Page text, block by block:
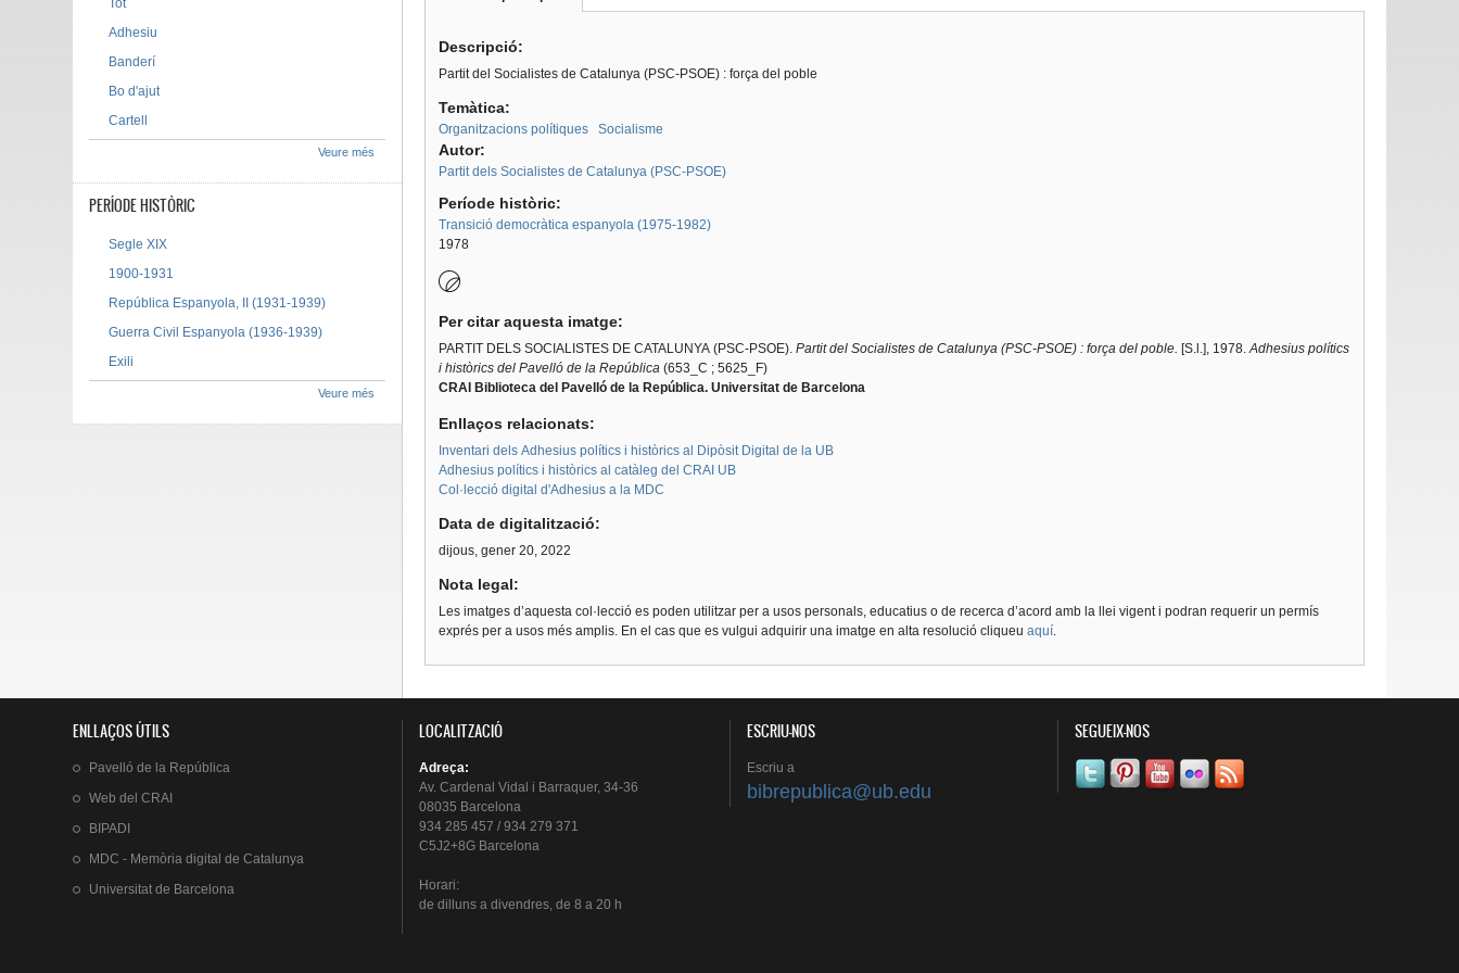
activa)
Descripció:
Partit del Socialistes de Catalunya (PSC-PSOE) : força del poble
Temàtica:
Organitzacions polítiques Socialisme
Autor:
Partit dels Socialistes de Catalunya (PSC-PSOE)
Període històric:
Transició democràtica espanyola (1975-1982)
1978
Per citar aquesta imatge:
PARTIT DELS SOCIALISTES DE CATALUNYA (PSC-PSOE). Partit del Socialistes de Catalunya (PSC-PSOE) : força del poble. [S.l.], 1978.Adhesius polítics
i històrics del Pavelló de la República(653_C ; 5625_F)
CRAI Biblioteca del Pavelló de la República. Universitat de Barcelona
Enllaços relacionats:
Inventari dels Adhesius polítics i històrics al Dipòsit Digital de la UB
Adhesius polítics i històrics al catàleg del CRAI UB
Col·lecció digital d'Adhesius a la MDC
Data de digitalització:
dijous, gener 20, 2022
Nota legal:
Les imatges d’aquesta col·lecció es poden utilitzar per a usos personals, educatius o de recerca d’acord amb la llei vigent i podran requerir un permís
exprés per a usos més amplis. En el cas que es vulgui adquirir una imatge en alta resolució cliqueu aquí.
Tot
Adhesiu
Banderí
Bo d'ajut
Cartell
Veure més
PERÍODE HISTÒRIC
Segle XIX
1900-1931
República Espanyola, II (1931-1939)
Guerra Civil Espanyola (1936-1939)
Exili
Veure més
ENLLAÇOS ÚTILS
Pavelló de la República
Web delCRAI
BIPADI
MDC - Memòria digital de Catalunya
Universitat de Barcelona
LOCALITZACIÓ
Adreça:
Av. Cardenal Vidal i Barraquer, 34-36
08035 Barcelona
934 285 457 / 934 279 371
C5J2+8G Barcelona
Horari:
de dillunsa divendres, de 8 a 20 h
ESCRIU-NOS
Escriu a
bibrepublica@ub.edu
SEGUEIX-NOS